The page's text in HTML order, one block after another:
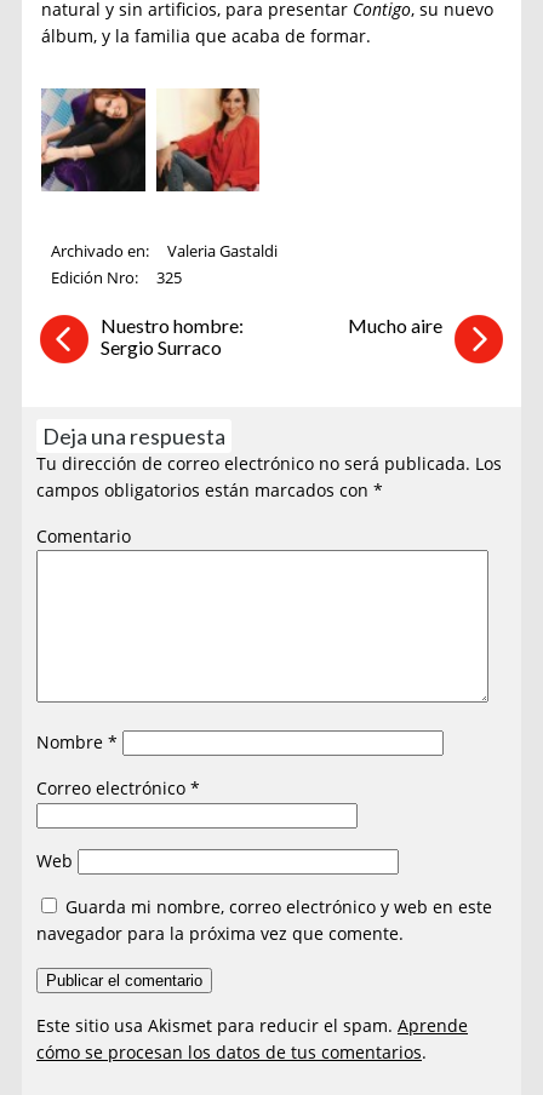
natural y sin artificios, para presentar Contigo, su nuevo
álbum, y la familia que acaba de formar.
Archivado en:
Valeria Gastaldi
Edición Nro:
325
Nuestro hombre:
Sergio Surraco
Mucho aire
Deja una respuesta
Tu dirección de correo electrónico no será publicada. Los
campos obligatorios están marcados con*
Comentario
Nombre*
Correo electrónico*
Web
Guarda mi nombre, correo electrónico y web en este
navegador para la próxima vez que comente.
Este sitio usa Akismet para reducir el spam.Aprende
cómo se procesan los datos de tus comentarios.